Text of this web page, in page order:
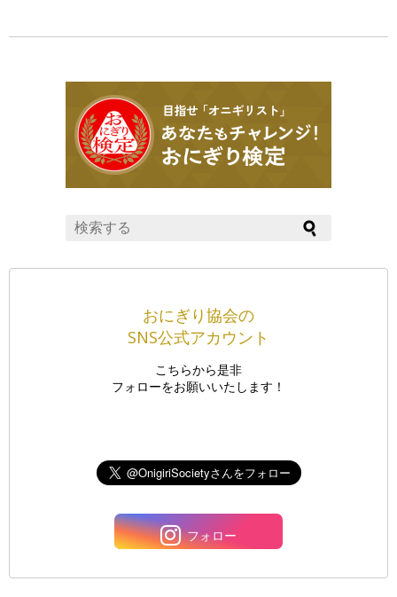
おにぎり協会の
SNS公式アカウント
こちらから是非
フォローをお願いいたします！
フォロー